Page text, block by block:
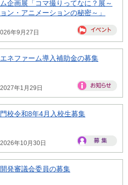
企画展「コマ撮りってなに？展～
ン・アニメーションの秘密～」
年9月27日
ネファーム導入補助金の募集
年1月29日
校令和8年4月入校生募集
年10月30日
発審議会委員の募集